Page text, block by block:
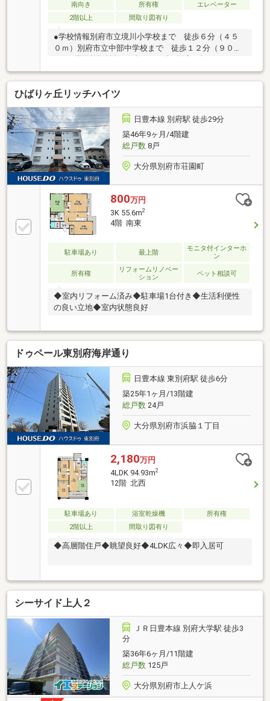
南向き 所有権
エレベーター
2階以上
間取り図有り
●学校情報別府市立境川小学校まで 徒歩６分（４５
０ｍ）別府市立中部中学校まで 徒歩１２分（９００
店まで 徒歩１０分（８００ｍ）アテオ南石垣店ま
で 徒歩１２分（９００ｍ）●ハザードマップ情報本
物件はハザードマップによる浸水想定区域には指定さ
れていませんが、指定されていない区域においても浸
水が発生する場合があります。●現状駐車場の契約は
ございませんが、敷地内の駐車場は１台月額３０００
円で、空き待ちの状態です＼土日祝日も営業中！／＜
メール登録で優先的に新着物件配信可能です！＞株式
会社いふう〒８７０－００４４ 大分市舞鶴町
ひばりヶ丘リッチハイツ
日豊本線 別府駅 徒歩29分
築46年9ヶ月/4階建
総戸数8戸
大分県別府市荘園町
800万円
3K 55.6m2
4階 南東
駐車場あり 最上階
モニタ付インターホ
ン
所有権
リフォームリノベー
ション
ペット相談可
◆室内リフォーム済み◆駐車場1台付き◆生活利便性
の良い立地◆室内状態良好
ドゥペール東別府海岸通り
日豊本線 東別府駅 徒歩6分
築25年1ヶ月/13階建
総戸数24戸
大分県別府市浜脇１丁目
2,180万円
4LDK 94.93m2
12階 北西
駐車場あり 浴室乾燥機
所有権
2階以上
間取り図有り
◆高層階住戸◆眺望良好◆4LDK広々◆即入居可
シーサイド上人２
ＪＲ日豊本線 別府大学駅 徒歩3
分
築36年6ヶ月/11階建
総戸数125戸
大分県別府市上人ケ浜